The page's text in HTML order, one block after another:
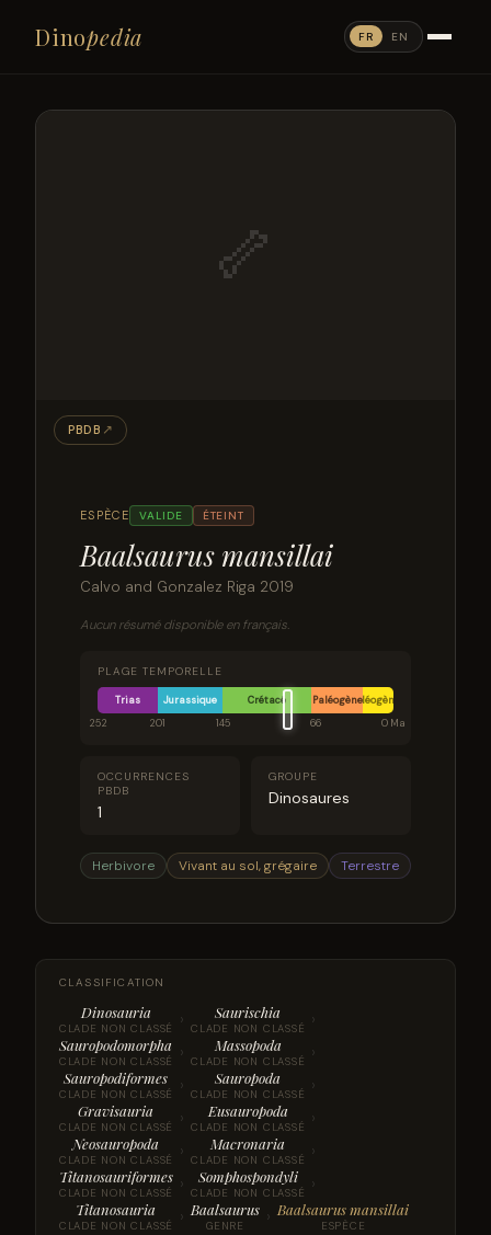
Dinopedia FR EN
ESPÈCE VALIDE ÉTEINT
Baalsaurus mansillai
Calvo and Gonzalez Riga 2019
Aucun résumé disponible en français.
PLAGE TEMPORELLE
Trias Jurassique Crétacé PaléogèneNéogène
252
201 145 66 0 Ma
OCCURRENCES
PBDB
1
GROUPE
Dinosaures
Herbivore Vivant au sol, grégaire Terrestre
🦴
PBDB ↗
CLASSIFICATION
Dinosauria
CLADE NON CLASSÉ › Saurischia
CLADE NON CLASSÉ ›
Sauropodomorpha
CLADE NON CLASSÉ › Massopoda
CLADE NON CLASSÉ ›
Sauropodiformes
CLADE NON CLASSÉ › Sauropoda
CLADE NON CLASSÉ ›
Gravisauria
CLADE NON CLASSÉ › Eusauropoda
CLADE NON CLASSÉ ›
Neosauropoda
CLADE NON CLASSÉ › Macronaria
CLADE NON CLASSÉ ›
Titanosauriformes
CLADE NON CLASSÉ › Somphospondyli
CLADE NON CLASSÉ ›
Titanosauria
CLADE NON CLASSÉ › Baalsaurus
GENRE › Baalsaurus mansillai
ESPÈCE